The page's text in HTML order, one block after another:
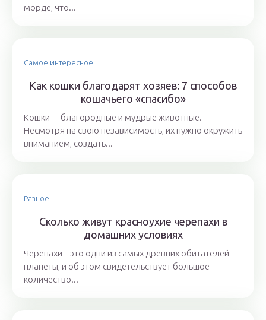
морде, что...
Самое интересное
Как кошки благодарят хозяев: 7 способов
кошачьего «спасибо»
Кошки —благородные и мудрые животные.
Несмотря на свою независимость, их нужно окружить
вниманием, создать...
Разное
Сколько живут красноухие черепахи в
домашних условиях
Черепахи – это одни из самых древних обитателей
планеты, и об этом свидетельствует большое
количество...